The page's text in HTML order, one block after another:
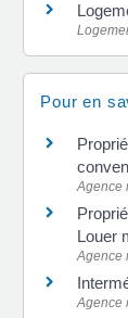
Pour en
Agence
Louer
Agence
Agence